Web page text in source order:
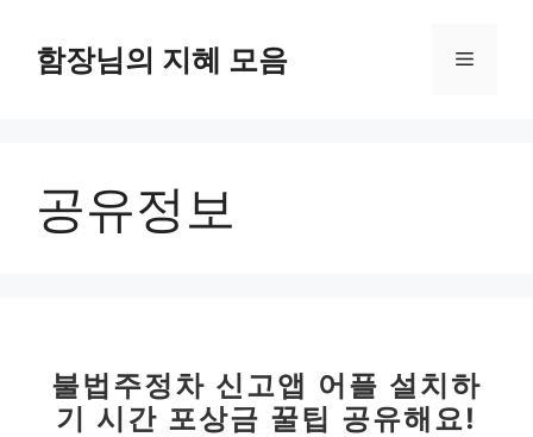
함장님의 지혜 모음 메
공유정보
불법주정차 신고앱 어플 설치하
기 시간 포상금 꿀팁 공유해요!